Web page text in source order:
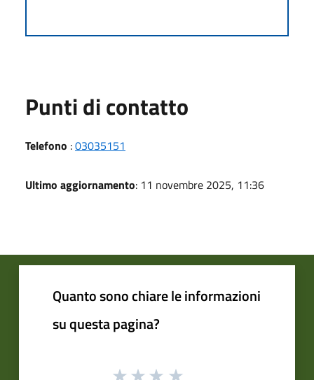
Punti di contatto
Telefono :03035151
Ultimo aggiornamento: 11 novembre 2025, 11:36
Quanto sono chiare le informazioni
su questa pagina?